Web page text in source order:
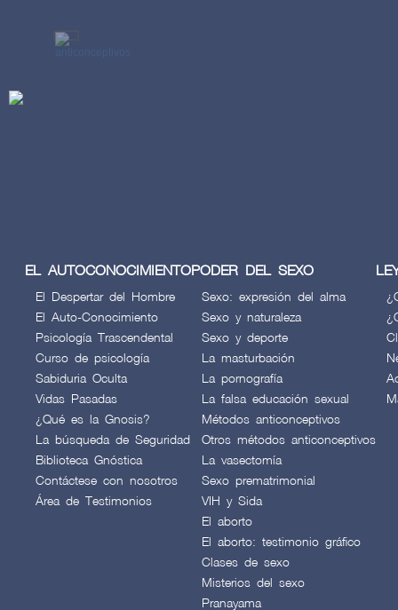
EL AUTOCONOCIMIENTO
El Despertar del Hombre
El Auto-Conocimiento
Psicología Trascendental
Curso de psicología
Sabiduria Oculta
Vidas Pasadas
¿Qué es la Gnosis?
La búsqueda de Seguridad
Biblioteca Gnóstica
Contáctese con nosotros
Área de Testimonios
PODER DEL SEXO
Sexo: expresión del alma
Sexo y naturaleza
Sexo y deporte
La masturbación
La pornografía
La falsa educación sexual
Métodos anticonceptivos
Otros métodos anticonceptivos
La vasectomía
Sexo prematrimonial
VIH y Sida
El aborto
El aborto: testimonio gráfico
Clases de sexo
Misterios del sexo
Pranayama